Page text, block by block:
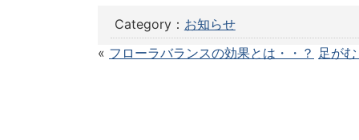
Category： お知らせ
« フローラバランスの効果とは・・？ 足が